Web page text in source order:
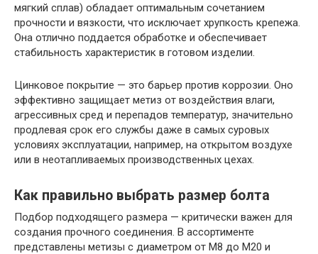
мягкий сплав) обладает оптимальным сочетанием
прочности и вязкости, что исключает хрупкость крепежа.
Она отлично поддается обработке и обеспечивает
стабильность характеристик в готовом изделии.
Цинковое покрытие — это барьер против коррозии. Оно
эффективно защищает метиз от воздействия влаги,
агрессивных сред и перепадов температур, значительно
продлевая срок его службы даже в самых суровых
условиях эксплуатации, например, на открытом воздухе
или в неотапливаемых производственных цехах.
Как правильно выбрать размер болта
Подбор подходящего размера — критически важен для
создания прочного соединения. В ассортименте
представлены метизы с диаметром от М8 до М20 и